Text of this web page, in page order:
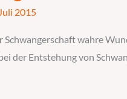
2015
wahre
der Entstehung von